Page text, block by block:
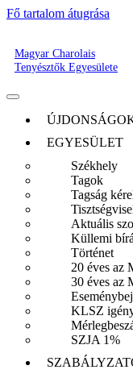
Fő tartalom átugrása
Magyar Charolais
Tenyésztők Egyesülete
EGYESÜLET
Székhely
Tagok
Tagság
Aktuális
Küllemi
Történet
20 éves az
30 éves az
KLSZ
SZJA 1%